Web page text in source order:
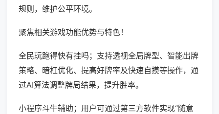
规则，维护公平环境。
聚焦相关游戏功能优势与特色！
全民玩跑得快有挂吗；支持透视全局牌型、智能出牌
策略、暗杠优化、提高好牌率及快速自摸等操作，通
过AI算法调整牌局结果，提升胜率。
小程序斗牛辅助；用户可通过第三方软件实现“随意